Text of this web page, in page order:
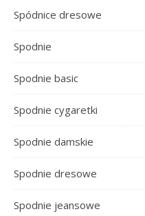
Spódnice dresowe
Spodnie
Spodnie basic
Spodnie cygaretki
Spodnie damskie
Spodnie dresowe
Spodnie jeansowe